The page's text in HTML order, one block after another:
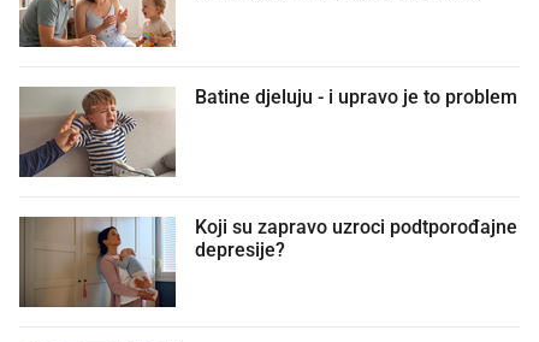
Batine djeluju - i upravo je to problem
Koji su zapravo uzroci podtporođajne
depresije?